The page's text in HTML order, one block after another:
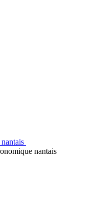
nantais